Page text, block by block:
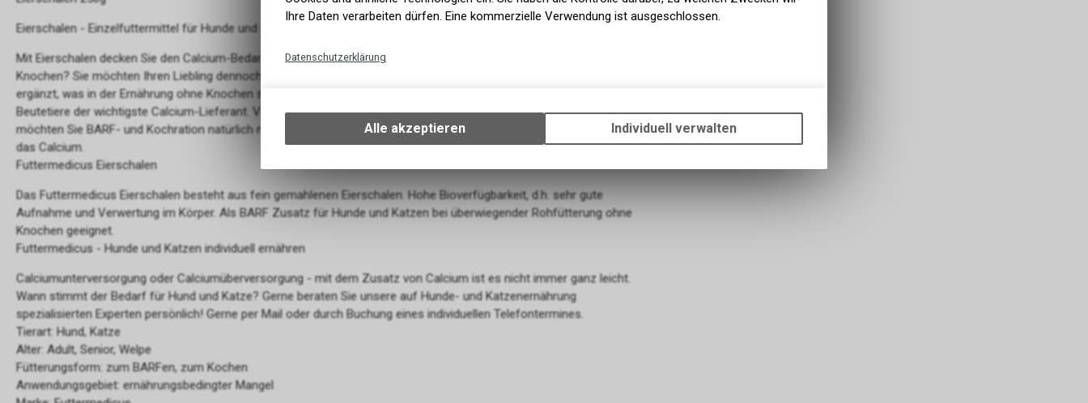
Eierschalen - Einzelfuttermittel für Hunde und Katzen
Mit Eierschalen decken Sie den Calcium-Bedarf von Hund und Katze natürlich! Sie barfen ohne die Zugabe von
Knochen? Sie möchten Ihren Liebling dennoch natürlich mit Calcium versorgen? Das Futtermedicus Eierschalen
ergänzt, was in der Ernährung ohne Knochen sonst leicht fehlen würde. In der freien Natur sind die Knochen der
Beutetiere der wichtigste Calcium-Lieferant. Vertragen Hunde und Katzen keine Knochen in der Rohfütterung oder
möchten Sie BARF- und Kochration natürlich mit Calcium ergänzen, ersetzen Sie mit Eierschalen bedarfsgerecht
das Calcium.
Futtermedicus Eierschalen
Das Futtermedicus Eierschalen besteht aus fein gemahlenen Eierschalen. Hohe Bioverfügbarkeit, d.h. sehr gute
Aufnahme und Verwertung im Körper. Als BARF Zusatz für Hunde und Katzen bei überwiegender Rohfütterung ohne
Knochen geeignet.
Futtermedicus - Hunde und Katzen individuell ernähren
Calciumunterversorgung oder Calciumüberversorgung - mit dem Zusatz von Calcium ist es nicht immer ganz leicht.
Wann stimmt der Bedarf für Hund und Katze? Gerne beraten Sie unsere auf Hunde- und Katzenernährung
spezialisierten Experten persönlich! Gerne per Mail oder durch Buchung eines individuellen Telefontermines.
Tierart: Hund, Katze
Alter: Adult, Senior, Welpe
Fütterungsform: zum BARFen, zum Kochen
Anwendungsgebiet: ernährungsbedingter Mangel
Ihre Daten verarbeiten dürfen. Eine kommerzielle Verwendung ist ausgeschlossen.
Datenschutzerklärung
Ihrem Gerät, um die grundlegenden Funktionen unseres Online-Angebots, wie die
Verwendung des Warenkorbs, zu ermöglichen. Bitte beachten Sie, dass die
zulassen.
Alle akzeptieren Individuell verwalten